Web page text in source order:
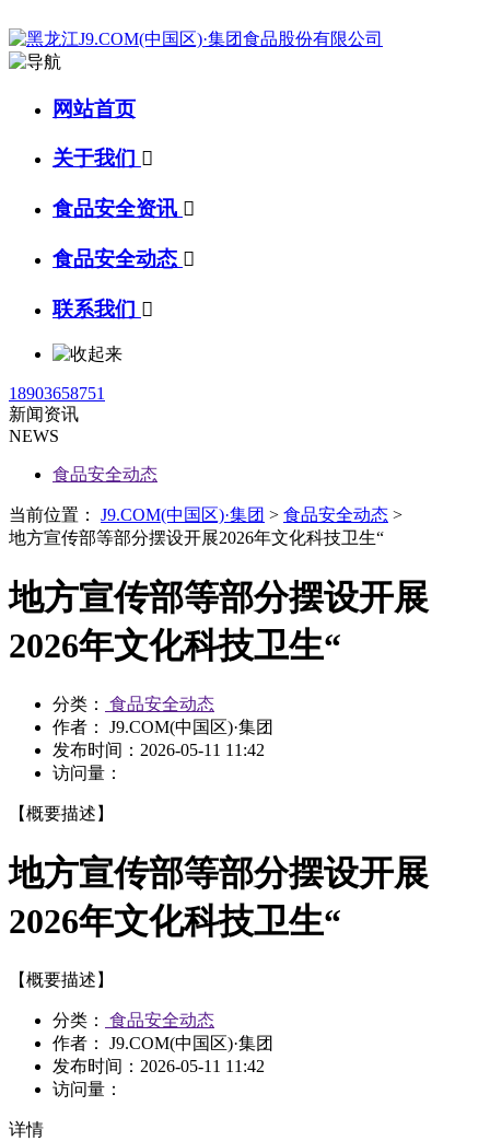
网站首页
关于我们 
食品安全资讯 
食品安全动态 
联系我们 
18903658751
新闻资讯
NEWS
食品安全动态
当前位置： J9.COM(中国区)·集团 > 食品安全动态 >
地方宣传部等部分摆设开展2026年文化科技卫生“
地方宣传部等部分摆设开展
2026年文化科技卫生“
分类：
食品安全动态
作者： J9.COM(中国区)·集团
发布时间： 2026-05-11 11:42
访问量：
【概要描述】
地方宣传部等部分摆设开展
2026年文化科技卫生“
【概要描述】
分类：
食品安全动态
作者： J9.COM(中国区)·集团
发布时间： 2026-05-11 11:42
访问量：
详情